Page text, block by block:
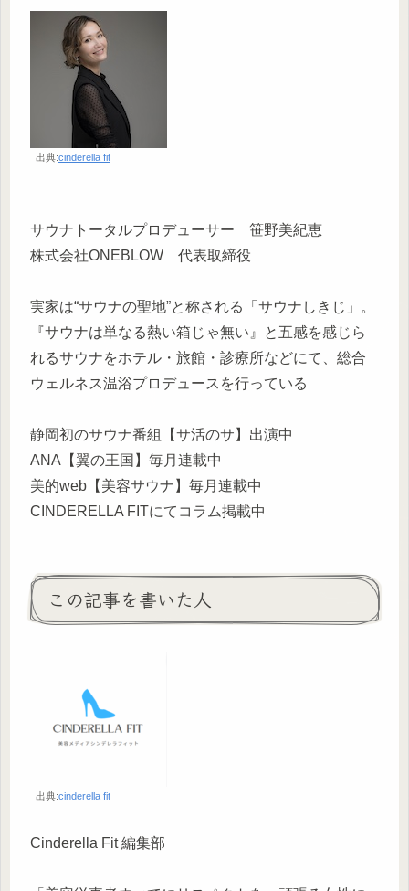
出典:cinderella fit
サウナトータルプロデューサー 笹野美紀恵
株式会社ONEBLOW 代表取締役
実家は“サウナの聖地”と称される「サウナしきじ」。
『サウナは単なる熱い箱じゃ無い』と五感を感じら
れるサウナをホテル・旅館・診療所などにて、総合
ウェルネス温浴プロデュースを行っている
静岡初のサウナ番組【サ活のサ】出演中
ANA【翼の王国】毎月連載中
美的web【美容サウナ】毎月連載中
CINDERELLA FITにてコラム掲載中
この記事を書いた人
出典:cinderella fit
Cinderella Fit 編集部